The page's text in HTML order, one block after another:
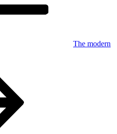
The modern